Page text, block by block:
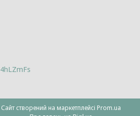
Сайт створений на маркетплейсі Prom.ua